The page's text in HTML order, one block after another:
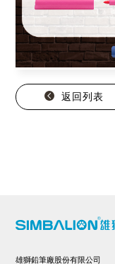
返回列表
雄獅鉛筆廠股份有限公司